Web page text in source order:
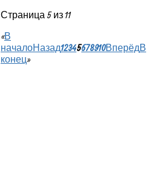
Страница 5 из 11
«В
началоНазад12345678910ВперёдВ
конец»